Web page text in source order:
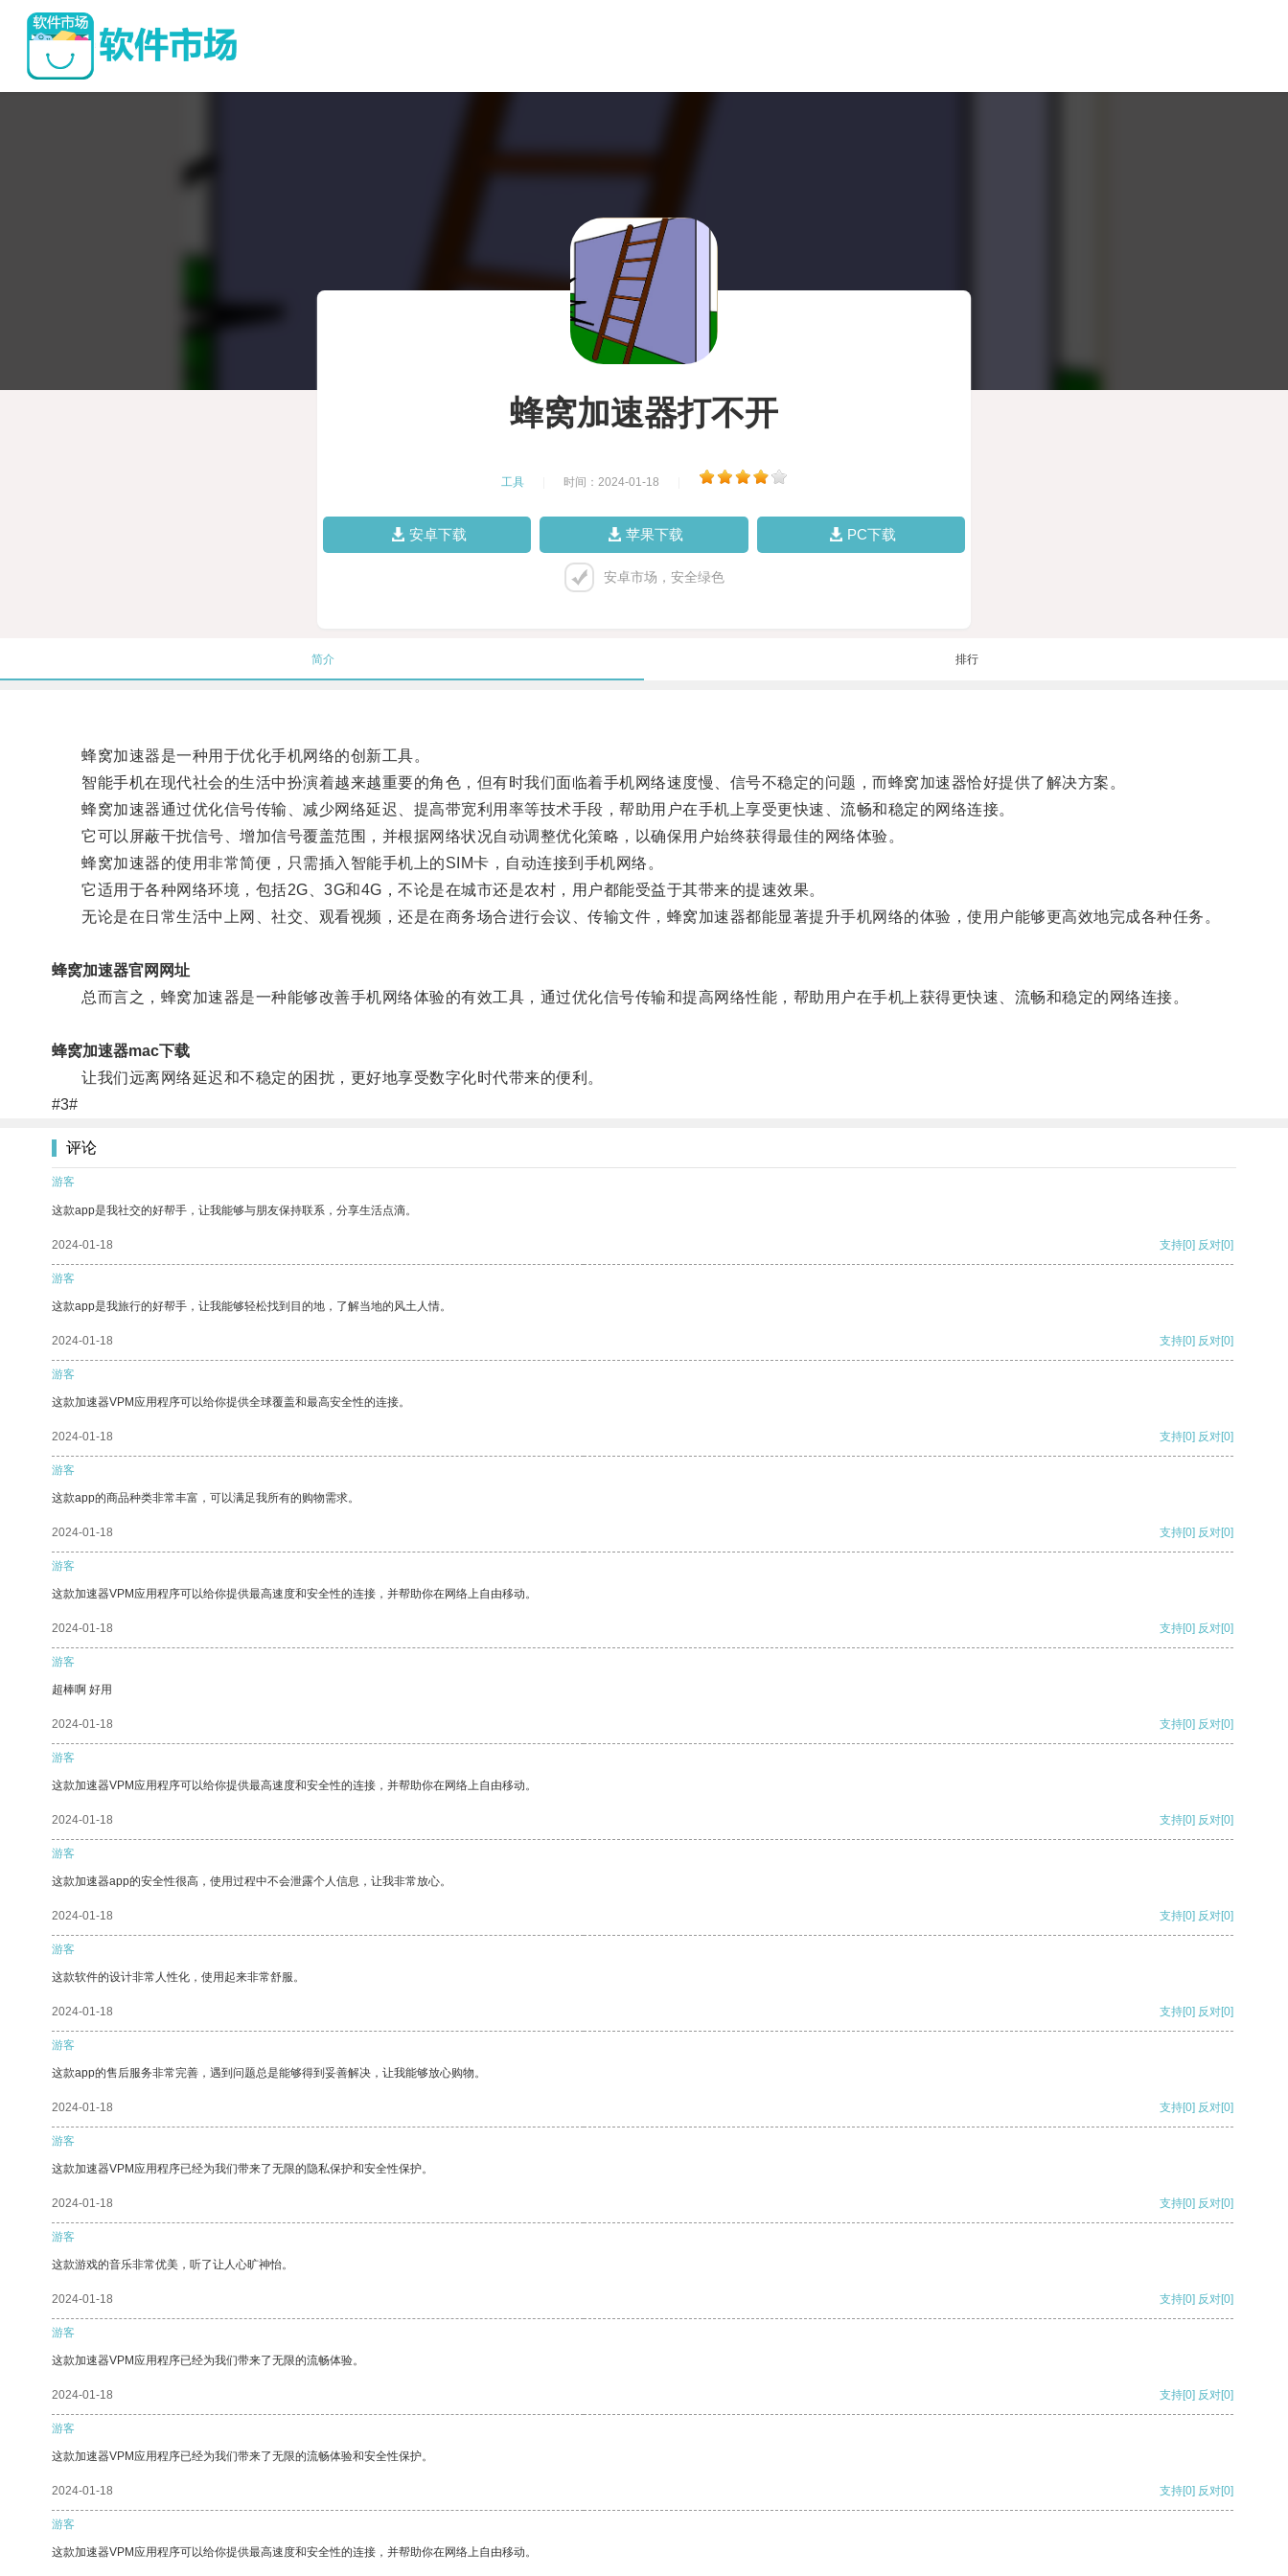
蜂窝加速器打不开
工具 时间：2024-01-18
安卓下载 苹果下载 PC下载
安卓市场，安全绿色
简介 排行
蜂窝加速器是一种用于优化手机网络的创新工具。
智能手机在现代社会的生活中扮演着越来越重要的角色，但有时我们面临着手机网络速度慢、信号不稳定的问题，而蜂窝加速器恰好提供了解决方案。
蜂窝加速器通过优化信号传输、减少网络延迟、提高带宽利用率等技术手段，帮助用户在手机上享受更快速、流畅和稳定的网络连接。
它可以屏蔽干扰信号、增加信号覆盖范围，并根据网络状况自动调整优化策略，以确保用户始终获得最佳的网络体验。
蜂窝加速器的使用非常简便，只需插入智能手机上的SIM卡，自动连接到手机网络。
它适用于各种网络环境，包括2G、3G和4G，不论是在城市还是农村，用户都能受益于其带来的提速效果。
无论是在日常生活中上网、社交、观看视频，还是在商务场合进行会议、传输文件，蜂窝加速器都能显著提升手机网络的体验，使用户能够更高效地完成各种任务。
蜂窝加速器官网网址
总而言之，蜂窝加速器是一种能够改善手机网络体验的有效工具，通过优化信号传输和提高网络性能，帮助用户在手机上获得更快速、流畅和稳定的网络连接。
蜂窝加速器mac下载
让我们远离网络延迟和不稳定的困扰，更好地享受数字化时代带来的便利。
#3#
评论
游客
这款app是我社交的好帮手，让我能够与朋友保持联系，分享生活点滴。
2024-01-18 支持[0] 反对[0]
游客
这款app是我旅行的好帮手，让我能够轻松找到目的地，了解当地的风土人情。
2024-01-18 支持[0] 反对[0]
游客
这款加速器VPM应用程序可以给你提供全球覆盖和最高安全性的连接。
2024-01-18 支持[0] 反对[0]
游客
这款app的商品种类非常丰富，可以满足我所有的购物需求。
2024-01-18 支持[0] 反对[0]
游客
这款加速器VPM应用程序可以给你提供最高速度和安全性的连接，并帮助你在网络上自由移动。
2024-01-18 支持[0] 反对[0]
游客
超棒啊 好用
2024-01-18 支持[0] 反对[0]
游客
这款加速器VPM应用程序可以给你提供最高速度和安全性的连接，并帮助你在网络上自由移动。
2024-01-18 支持[0] 反对[0]
游客
这款加速器app的安全性很高，使用过程中不会泄露个人信息，让我非常放心。
2024-01-18 支持[0] 反对[0]
游客
这款软件的设计非常人性化，使用起来非常舒服。
2024-01-18 支持[0] 反对[0]
游客
这款app的售后服务非常完善，遇到问题总是能够得到妥善解决，让我能够放心购物。
2024-01-18 支持[0] 反对[0]
游客
这款加速器VPM应用程序已经为我们带来了无限的隐私保护和安全性保护。
2024-01-18 支持[0] 反对[0]
游客
这款游戏的音乐非常优美，听了让人心旷神怡。
2024-01-18 支持[0] 反对[0]
游客
这款加速器VPM应用程序已经为我们带来了无限的流畅体验。
2024-01-18 支持[0] 反对[0]
游客
这款加速器VPM应用程序已经为我们带来了无限的流畅体验和安全性保护。
2024-01-18 支持[0] 反对[0]
游客
这款加速器VPM应用程序可以给你提供最高速度和安全性的连接，并帮助你在网络上自由移动。